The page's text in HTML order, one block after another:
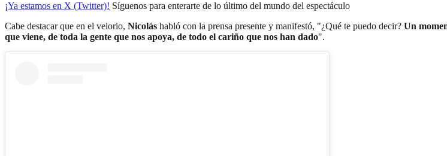
¡Ya estamos en X (Twitter)! Síguenos para enterarte de lo último del mundo del espectáculo
Cabe destacar que en el velorio, Nicolás habló con la prensa presente y manifestó, "¿Qué te puedo decir? Un
que viene, de toda la gente que nos apoya, de todo el cariño que nos han dado".